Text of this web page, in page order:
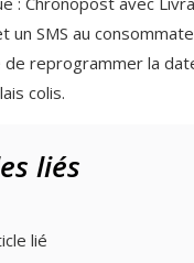
un SMS au
reprogrammer la
colis.
liés
lié